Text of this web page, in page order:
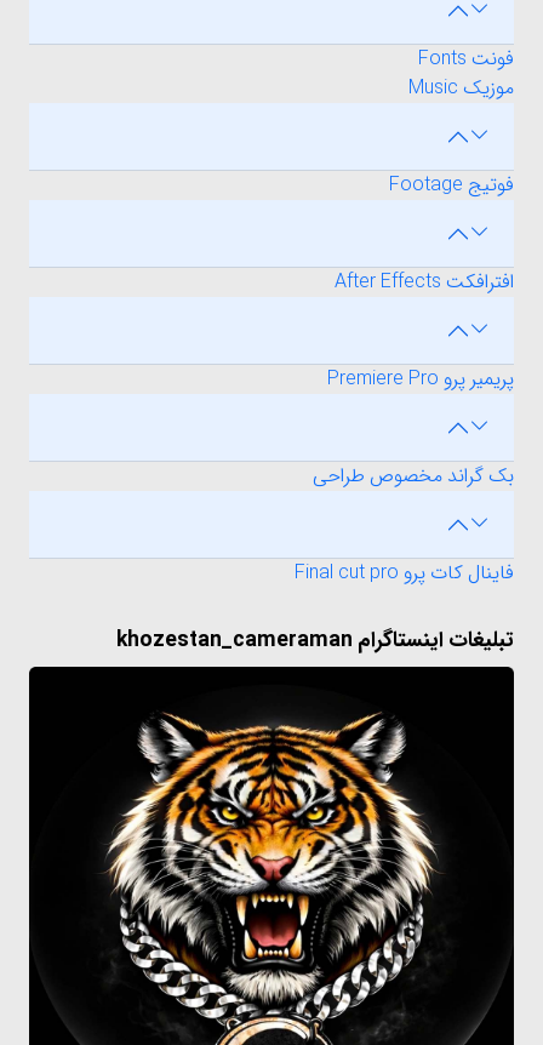
فونت Fonts
موزیک Music
فوتیج Footage
افترافکت After Effects
پریمیر پرو Premiere Pro
بک گراند مخصوص طراحی
فاینال کات پرو Final cut pro
تبلیغات اینستاگرام khozestan_cameraman